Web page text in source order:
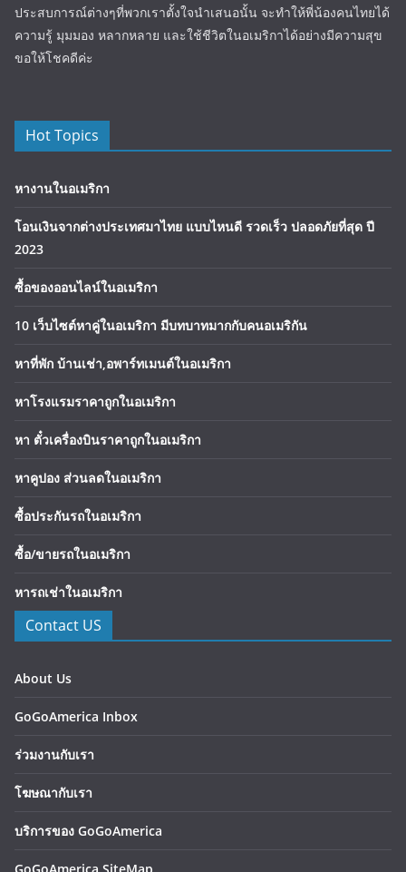
ประสบการณ์ต่างๆที่พวกเราตั้งใจนำเสนอนั้น จะทำให้พี่น้องคนไทยได้
ความรู้ มุมมอง หลากหลาย และใช้ชีวิตในอเมริกาได้อย่างมีความสุข
ขอให้โชคดีค่ะ
Hot Topics
หางานในอเมริกา
โอนเงินจากต่างประเทศมาไทย แบบไหนดี รวดเร็ว ปลอดภัยที่สุด ปี
2023
ซื้อของออนไลน์ในอเมริกา
10 เว็บไซต์หาคู่ในอเมริกา มีบทบาทมากกับคนอเมริกัน
หาที่พัก บ้านเช่า,อพาร์ทเมนต์ในอเมริกา
หาโรงแรมราคาถูกในอเมริกา
หา ตั๋วเครื่องบินราคาถูกในอเมริกา
หาคูปอง ส่วนลดในอเมริกา
ซื้อประกันรถในอเมริกา
ซื้อ/ขายรถในอเมริกา
หารถเช่าในอเมริกา
Contact US
About Us
GoGoAmerica Inbox
ร่วมงานกับเรา
โฆษณากับเรา
บริการของ GoGoAmerica